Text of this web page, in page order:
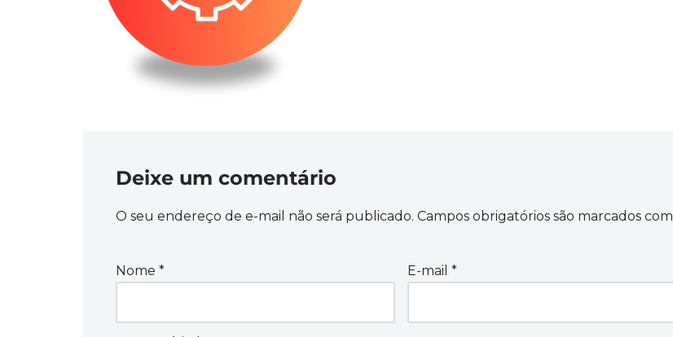
Deixe um comentário
O seu endereço de e-mail não será publicado. Campos obrigatórios são marcados com
Nome * E-mail*